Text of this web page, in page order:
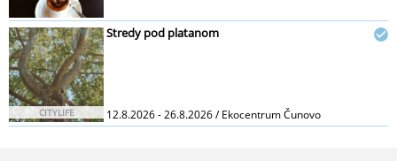
CITYLIFE
Stredy pod platanom
12.8.2026 - 26.8.2026 / Ekocentrum Čunovo